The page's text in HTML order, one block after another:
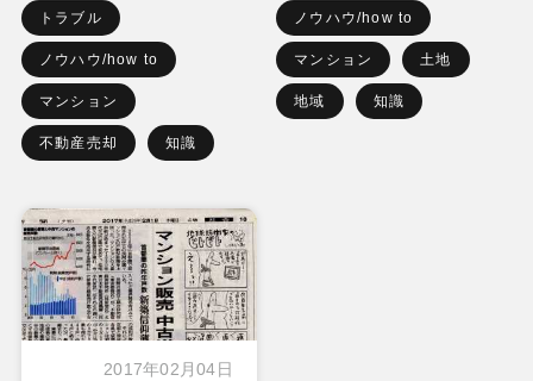
トラブル
ノウハウ/how to
マンション
不動産売却 知識
ノウハウ/how to
マンション 土地
地域 知識
2017年02月04日